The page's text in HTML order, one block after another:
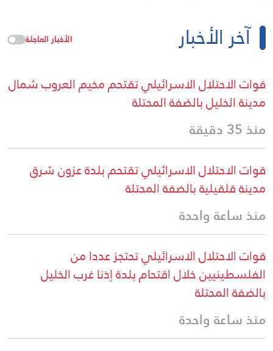
آخر الأخبار الأخبار العاجلة
قوات الاحتلال الاسرائيلي تقتحم مخيم العروب شمال
مدينة الخليل بالضفة المحتلة
منذ 35 دقيقة
قوات الاحتلال الاسرائيلي تقتحم بلدة عزون شرق
مدينة قلقيلية بالضفة المحتلة
منذ ساعة واحدة
قوات الاحتلال الاسرائيلي تحتجز عددا من
الفلسطينيين خلال اقتحام بلدة إذنا غرب الخليل
بالضفة المحتلة
منذ ساعة واحدة